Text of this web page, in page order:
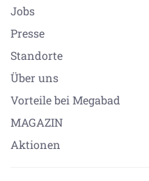
Jobs
Presse
Standorte
Über uns
Vorteile bei Megabad
MAGAZIN
Aktionen